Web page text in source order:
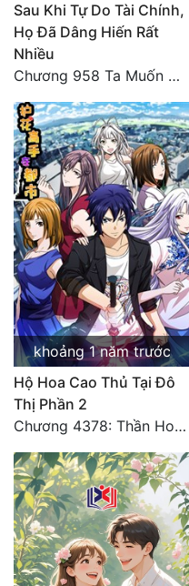
Sau Khi Tự Do Tài Chính,
Họ Đã Dâng Hiến Rất
Nhiều
Chương 958 Ta Muốn Cùng Các Cô Vĩnh Viễn Ở Bên Nhau (2) Hết
khoảng 1 năm trước
Hộ Hoa Cao Thủ Tại Đô
Thị Phần 2
Chương 4378: Thần Hoàng Hạ Thiên (Đại kết cục) (03)